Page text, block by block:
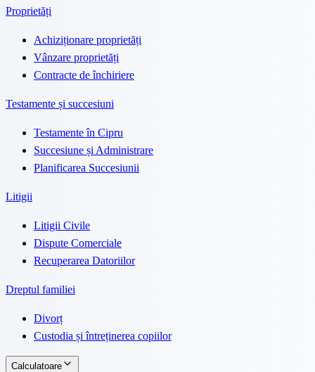
Proprietăți
Achiziționare proprietăți
Vânzare proprietăți
Contracte de închiriere
Testamente și succesiuni
Testamente în Cipru
Succesiune și Administrare
Planificarea Succesiunii
Litigii
Litigii Civile
Dispute Comerciale
Recuperarea Datoriilor
Dreptul familiei
Divorț
Custodia și întreținerea copiilor
Calculatoare